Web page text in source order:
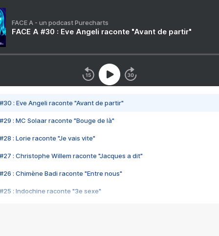
FACE A - un podcast Purecharts
FACE A #30 : Eve Angeli raconte "Avant de partir"
#30 : Eve Angeli raconte "Avant de partir"
#29 : MC Solaar raconte "Bouge de là"
#28 : Lorie raconte "Je vais vite"
#27 : Christophe Willem raconte "Jacques a dit"
#26 : Chimène Badi raconte "Entre nous"
#25 : Indochine raconte "3e sexe"